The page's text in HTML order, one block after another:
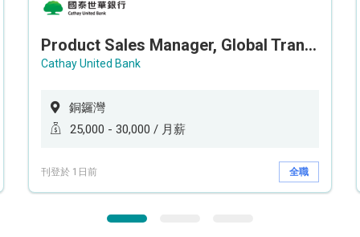
Product Sales Manager, Global Transaction Service (GTS)
Cathay United Bank
銅鑼灣
25,000 - 30,000 / 月薪
刊登於 1日前 全職